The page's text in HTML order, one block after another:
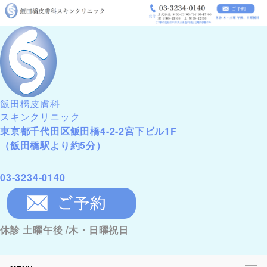
飯田橋皮膚科
スキンクリニック
東京都千代田区飯田橋4-2-2宮下ビル1F
（飯田橋駅より約5分）
03-3234-0140
休診 土曜午後 /木・日曜祝日